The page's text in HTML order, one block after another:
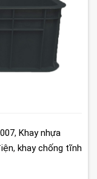
, Khay nhựa
, khay chống tĩnh